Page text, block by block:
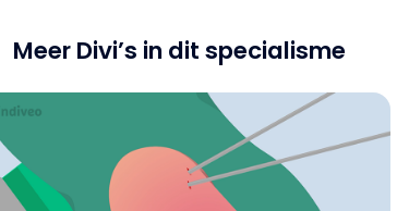
Meer Divi’s in dit specialisme